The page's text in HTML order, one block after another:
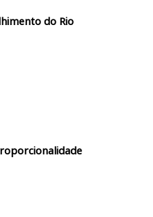
do Rio